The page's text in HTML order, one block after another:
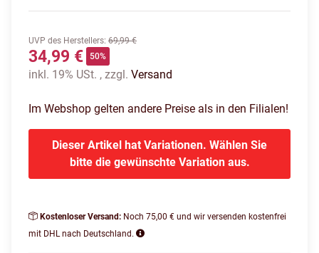
UVP des Herstellers: 69,99 €
34,99 € 50%
inkl. 19% USt. , zzgl. Versand
Im Webshop gelten andere Preise als in den Filialen!
Dieser Artikel hat Variationen. Wählen Sie
bitte die gewünschte Variation aus.
Kostenloser Versand: Noch 75,00 € und wir versenden kostenfrei
mit DHL nach Deutschland.